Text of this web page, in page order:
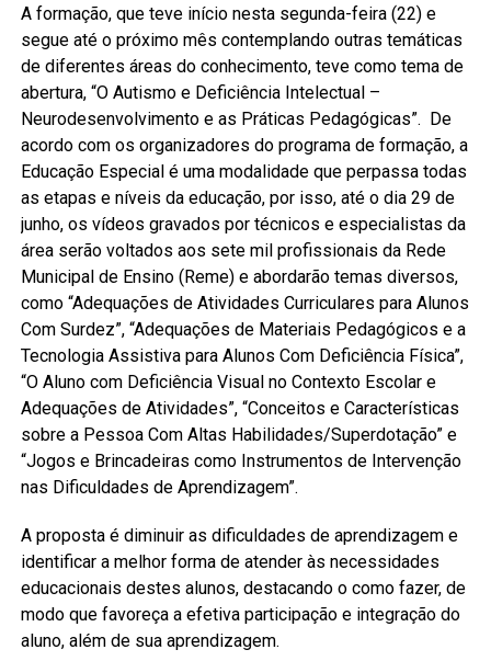
A formação, que teve início nesta segunda-feira (22) e
segue até o próximo mês contemplando outras temáticas
de diferentes áreas do conhecimento, teve como tema de
abertura, “O Autismo e Deficiência Intelectual –
Neurodesenvolvimento e as Práticas Pedagógicas”. De
acordo com os organizadores do programa de formação, a
Educação Especial é uma modalidade que perpassa todas
as etapas e níveis da educação, por isso, até o dia 29 de
junho, os vídeos gravados por técnicos e especialistas da
área serão voltados aos sete mil profissionais da Rede
Municipal de Ensino (Reme) e abordarão temas diversos,
como “Adequações de Atividades Curriculares para Alunos
Com Surdez”, “Adequações de Materiais Pedagógicos e a
Tecnologia Assistiva para Alunos Com Deficiência Física”,
“O Aluno com Deficiência Visual no Contexto Escolar e
Adequações de Atividades”, “Conceitos e Características
sobre a Pessoa Com Altas Habilidades/Superdotação” e
“Jogos e Brincadeiras como Instrumentos de Intervenção
nas Dificuldades de Aprendizagem”.
A proposta é diminuir as dificuldades de aprendizagem e
identificar a melhor forma de atender às necessidades
educacionais destes alunos, destacando o como fazer, de
modo que favoreça a efetiva participação e integração do
aluno, além de sua aprendizagem.